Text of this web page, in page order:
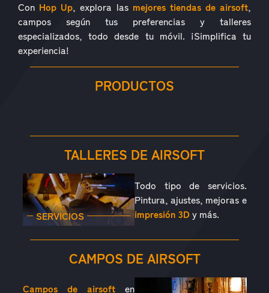
Con Hop Up, explora las mejores tiendas de airsoft,
campos según tus preferencias y talleres
especializados, todo desde tu móvil. ¡Simplifica tu
experiencia!
PRODUCTOS
ACCESORIOS
TALLERES DE AIRSOFT
SERVICIOS
Todo tipo de servicios.
Pintura, ajustes, mejoras e
impresión 3D y más.
CAMPOS DE AIRSOFT
Campos de airsoften